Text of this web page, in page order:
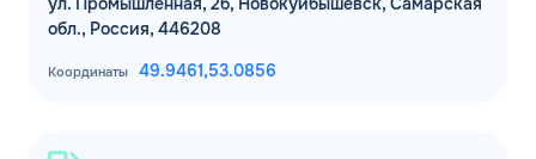
обл., Россия, 446208
Координаты 49.9461,53.0856